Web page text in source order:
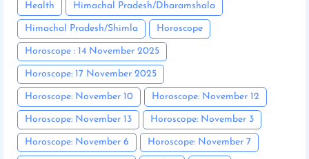
Health Himachal Pradesh/Dharamshala
Himachal Pradesh/Shimla Horoscope
Horoscope : 14 November 2025
Horoscope: 17 November 2025
Horoscope: November 10 Horoscope: November 12
Horoscope: November 13 Horoscope: November 3
Horoscope: November 6 Horoscope: November 7